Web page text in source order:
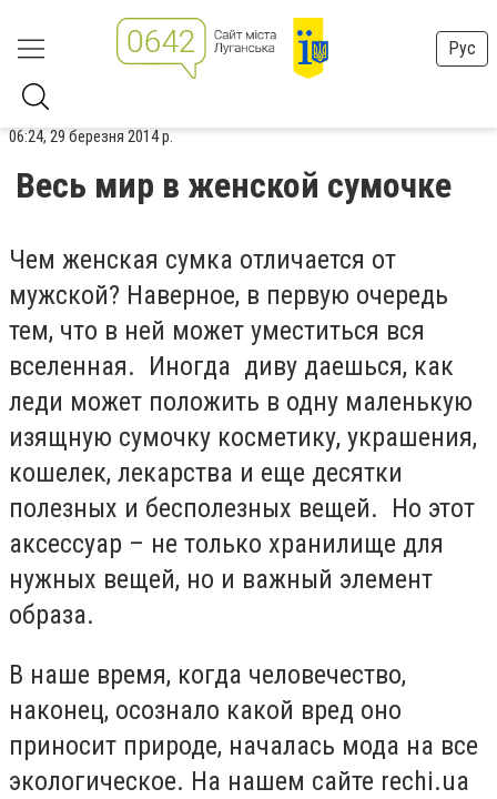
Рус
06:24, 29 березня 2014 р.
Весь мир в женской сумочке
Чем женская сумка отличается от
мужской? Наверное, в первую очередь
тем, что в ней может уместиться вся
вселенная. Иногда диву даешься, как
леди может положить в одну маленькую
изящную сумочку косметику, украшения,
кошелек, лекарства и еще десятки
полезных и бесполезных вещей. Но этот
аксессуар – не только хранилище для
нужных вещей, но и важный элемент
образа.
В наше время, когда человечество,
наконец, осознало какой вред оно
приносит природе, началась мода на все
экологическое. На нашем сайте rechi.ua